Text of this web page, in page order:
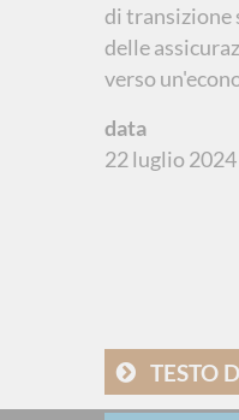
di transizione
delle
verso
data
22 luglio 2024
TESTO